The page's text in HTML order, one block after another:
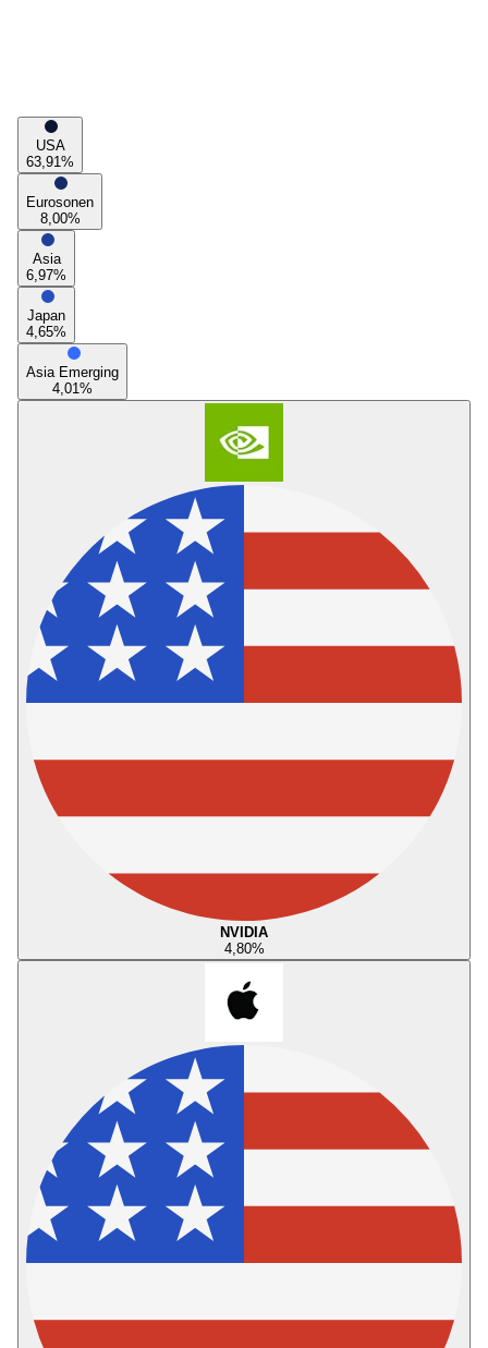
USA
63,91%
Eurosonen
8,00%
Asia
6,97%
Japan
4,65%
Asia Emerging
4,01%
NVIDIA
4,80%